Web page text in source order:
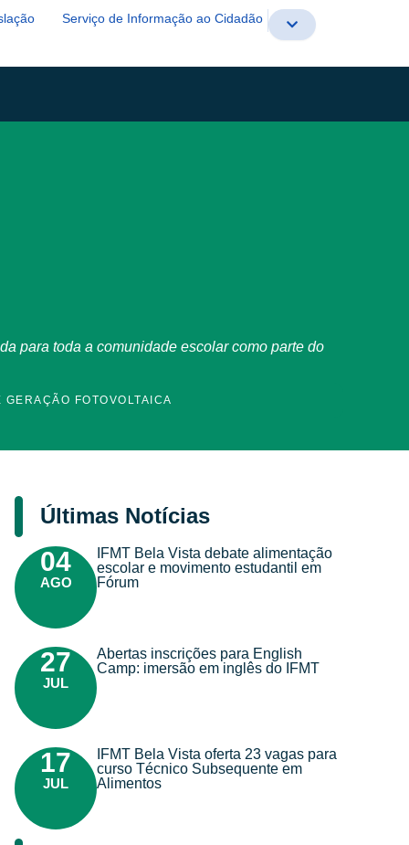
Serviço de Informação ao Cidadão
para toda a comunidade escolar como parte do
FOTOVOLTAICA
Últimas Notícias
04
AGO
IFMT Bela Vista debate alimentação
escolar e movimento estudantil em
Fórum
27
JUL
Abertas inscrições para English
Camp: imersão em inglês do IFMT
17
JUL
IFMT Bela Vista oferta 23 vagas para
curso Técnico Subsequente em
Alimentos